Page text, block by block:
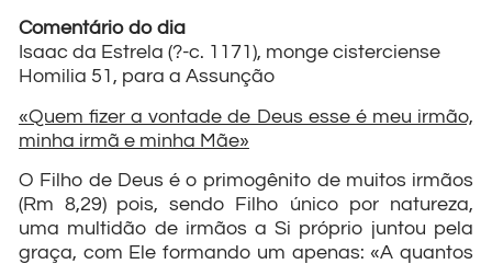
Comentário do dia
Isaac da Estrela (?-c. 1171), monge cisterciense
Homilia 51, para a Assunção
«Quem fizer a vontade de Deus esse é meu irmão,
minha irmã e minha Mãe»
O Filho de Deus é o primogênito de muitos irmãos
(Rm 8,29) pois, sendo Filho único por natureza,
uma multidão de irmãos a Si próprio juntou pela
graça, com Ele formando um apenas: «A quantos